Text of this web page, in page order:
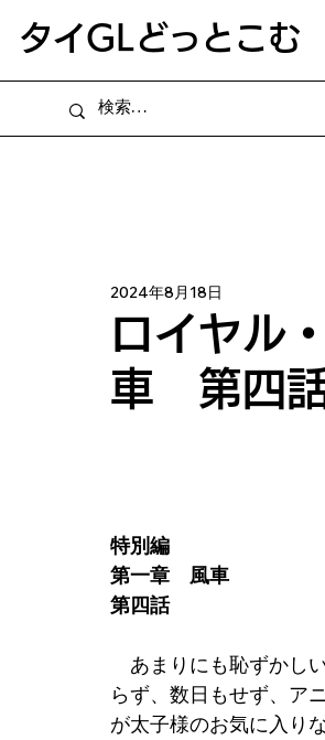
​タイGLどっとこむ
ロイヤル
車 第四話
2024年8月18日
特別編
第一章　風車
第四話
あまりにも恥ずかし
らず、数日もせず、ア
が太子様のお気に入り